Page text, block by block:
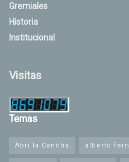
Gremiales
Historia
Institucional
Visitas
Temas
Abrí la Cancha alberto